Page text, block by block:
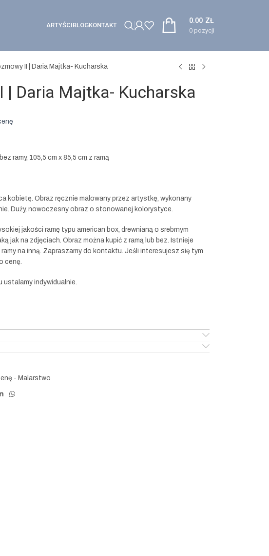
ARTYŚCIBLOGKONTAKT
0 pozycji
0.00 ZŁ
II | Daria Majtka- Kucharska
| Daria Majtka- Kucharska
ramy, 105,5 cm x 85,5 cm z ramą
kobietę. Obraz ręcznie malowany przez artystkę, wykonany
Duży, nowoczesny obraz o stonowanej kolorystyce.
jakości ramę typu american box, drewnianą o srebrnym
jak na zdjęciach. Obraz można kupić z ramą lub bez. Istnieje
na inną. Zapraszamy do kontaktu. Jeśli interesujesz się tym
cenę.
ustalamy indywidualnie.
- Malarstwo